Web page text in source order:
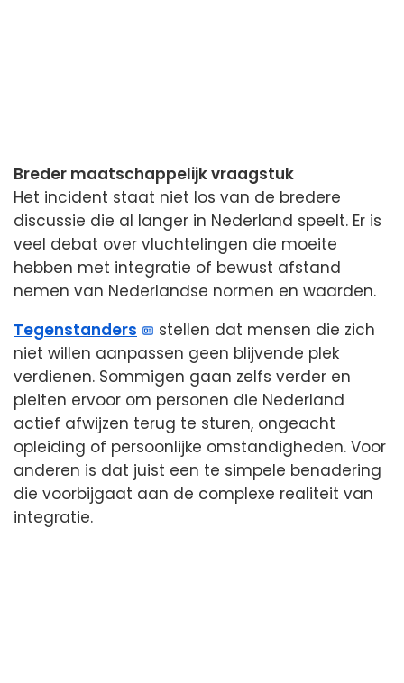
Breder maatschappelijk vraagstuk
Het incident staat niet los van de bredere
discussie die al langer in Nederland speelt. Er is
veel debat over vluchtelingen die moeite
hebben met integratie of bewust afstand
nemen van Nederlandse normen en waarden.
Tegenstanders
stellen dat mensen die zich
niet willen aanpassen geen blijvende plek
verdienen. Sommigen gaan zelfs verder en
pleiten ervoor om personen die Nederland
actief afwijzen terug te sturen, ongeacht
opleiding of persoonlijke omstandigheden. Voor
anderen is dat juist een te simpele benadering
die voorbijgaat aan de complexe realiteit van
integratie.